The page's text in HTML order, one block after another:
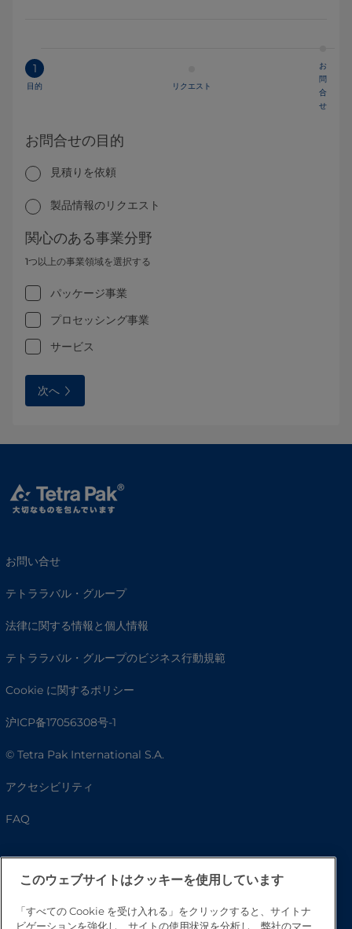
1
目的 リクエスト
お
問
合
せ
お問合せの目的
見積りを依頼
製品情報のリクエスト
関心のある事業分野
1つ以上の事業領域を選択する
パッケージ事業
プロセッシング事業
サービス
次へ
お問い合せ
テトララバル・グループ
法律に関する情報と個人情報
テトララバル・グループのビジネス行動規範
Cookie に関するポリシー
沪ICP备17056308号-1
© Tetra Pak International S.A.
アクセシビリティ
FAQ
このウェブサイトはクッキーを使用しています
「すべての Cookie を受け入れる」をクリックすると、サイトナ
ビゲーションを強化し、サイトの使用状況を分析し、弊社のマー